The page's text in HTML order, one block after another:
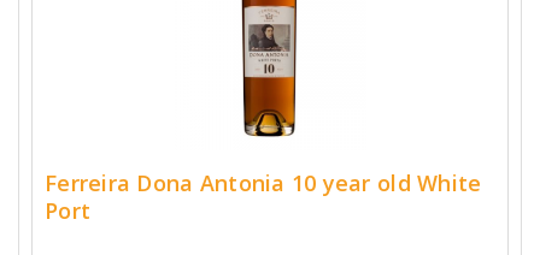
Ferreira Dona Antonia 10 year old White
Port